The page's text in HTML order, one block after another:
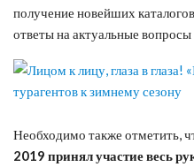
получение новейших
ответы на актуальные
Необходимо также отметить,
2019 принял участие весь